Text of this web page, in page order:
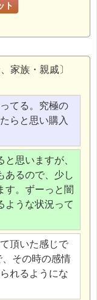
ト
家族・親戚〕
てる。究極の
らと思い購入
思いますが、
あるので、少し
す。ずーっと闇
ような状況って
頂いた感じで
その時の感情
れるようにな